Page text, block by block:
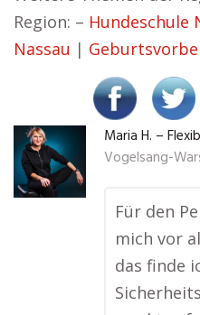
Region: – Hundeschule
Nassau |
Maria H. –
Vogelsang-
Für den
mich vor
das finde